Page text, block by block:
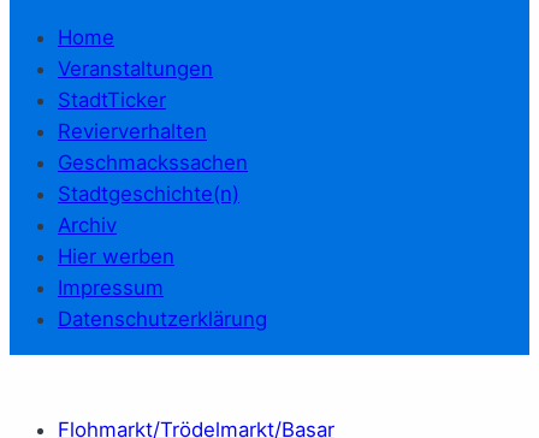
Home
Veranstaltungen
StadtTicker
Revierverhalten
Geschmackssachen
Stadtgeschichte(n)
Archiv
Hier werben
Impressum
Datenschutzerklärung
Flohmarkt/Trödelmarkt/Basar